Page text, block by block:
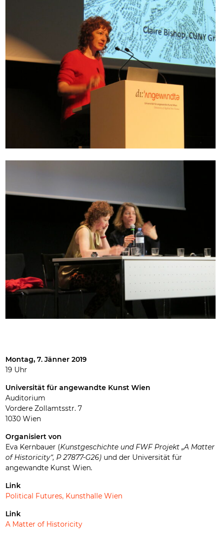
Montag, 7. Jänner 2019
19 Uhr
Universität für angewandte Kunst Wien
Auditorium
Vordere Zollamtsstr. 7
1030 Wien
Organisiert von
Eva Kernbauer (Kunstgeschichte und FWF Projekt „A Matter
of Historicity“, P 27877-G26) und der Universität für
angewandte Kunst Wien.
Link
Political Futures, Kunsthalle Wien
Link
A Matter of Historicity